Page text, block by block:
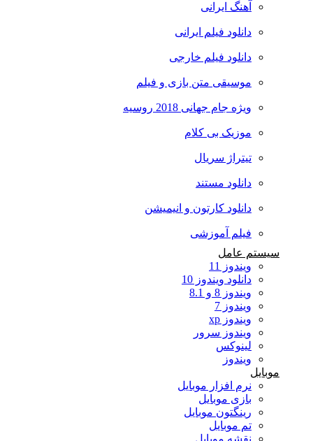
آهنگ ایرانی
دانلود فیلم ایرانی
دانلود فیلم خارجی
موسیقی متن بازی و فیلم
ویژه جام جهانی 2018 روسیه
موزیک بی کلام
تیتراژ سریال
دانلود مستند
دانلود کارتون و انیمیشن
فیلم آموزشی
سیستم عامل
ویندوز 11
دانلود ویندوز 10
ویندوز 8 و 8.1
ویندوز 7
ویندوز xp
ویندوز سرور
لینوکس
ویندوز
موبایل
نرم افزار موبایل
بازی موبایل
رینگتون موبایل
تم موبایل
نقشه موبایل